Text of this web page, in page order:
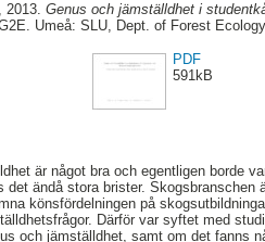
2013. Genus och jämställdhet i
Umeå: SLU, Dept. of Forest
PDF
591kB
är något bra och egentligen borde
ändå stora brister. Skogsbranschen
könsfördelningen på
Därför var syftet med
och jämställdhet, samt om det fanns